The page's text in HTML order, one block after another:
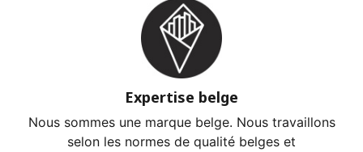
Expertise belge
Nous sommes une marque belge. Nous travaillons
selon les normes de qualité belges et